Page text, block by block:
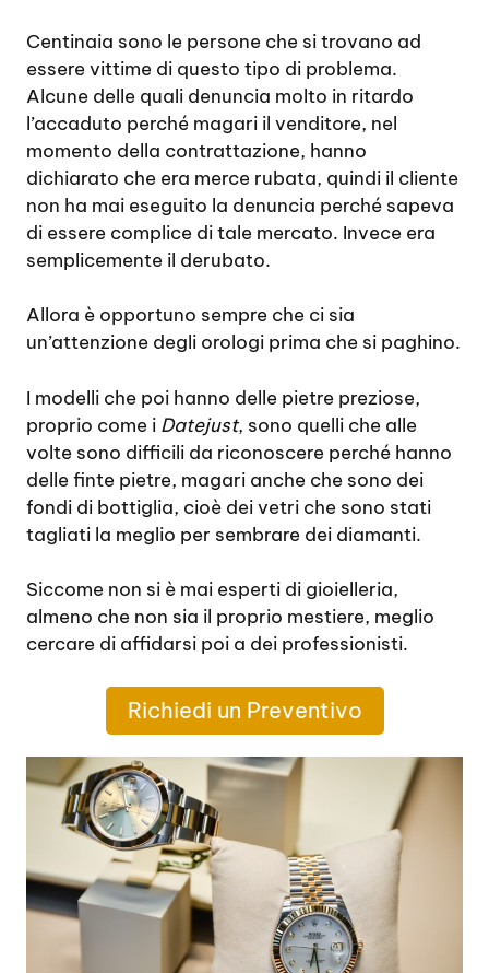
Centinaia sono le persone che si trovano ad
essere vittime di questo tipo di problema.
Alcune delle quali denuncia molto in ritardo
l’accaduto perché magari il venditore, nel
momento della contrattazione, hanno
dichiarato che era merce rubata, quindi il cliente
non ha mai eseguito la denuncia perché sapeva
di essere complice di tale mercato. Invece era
semplicemente il derubato.
Allora è opportuno sempre che ci sia
un’attenzione degli orologi prima che si paghino.
I modelli che poi hanno delle pietre preziose,
proprio come i Datejust, sono quelli che alle
volte sono difficili da riconoscere perché hanno
delle finte pietre, magari anche che sono dei
fondi di bottiglia, cioè dei vetri che sono stati
tagliati la meglio per sembrare dei diamanti.
Siccome non si è mai esperti di gioielleria,
almeno che non sia il proprio mestiere, meglio
cercare di affidarsi poi a dei professionisti.
Richiedi un Preventivo